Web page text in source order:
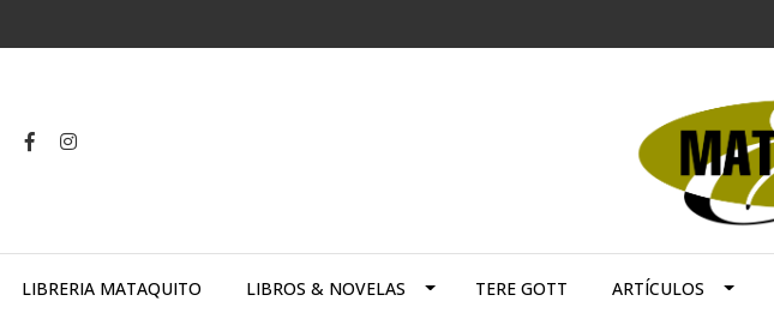
LIBRERIA MATAQUITO LIBROS & NOVELAS TERE GOTT ARTÍCULOS